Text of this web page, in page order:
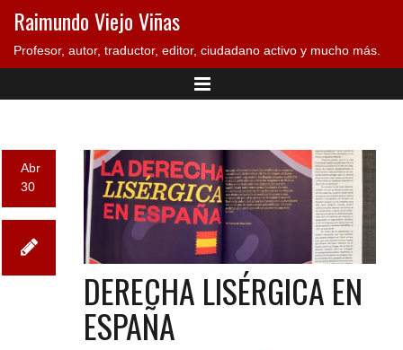
Raimundo Viejo Viñas
Profesor, autor, traductor, editor, ciudadano activo y mucho más.
Abr
30
DERECHA LISÉRGICA EN
ESPAÑA